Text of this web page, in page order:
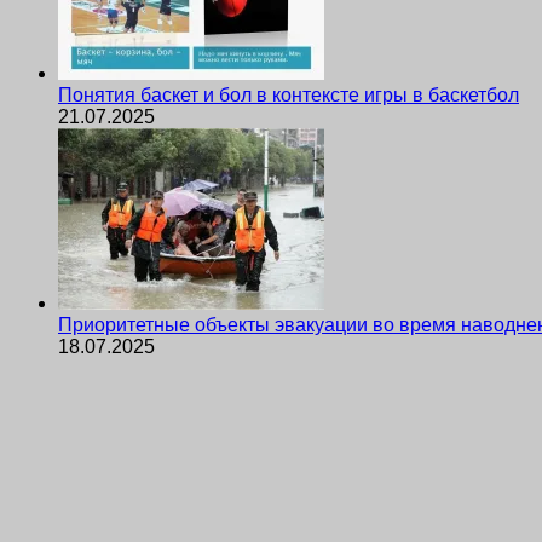
Понятия баскет и бол в контексте игры в баскетбол
21.07.2025
Приоритетные объекты эвакуации во время
18.07.2025